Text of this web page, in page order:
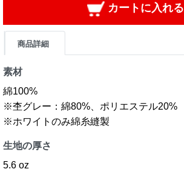
カートに入れる
商品詳細
素材
綿100%
※杢グレー：綿80%、ポリエステル20%
※ホワイトのみ綿糸縫製
生地の厚さ
5.6 oz